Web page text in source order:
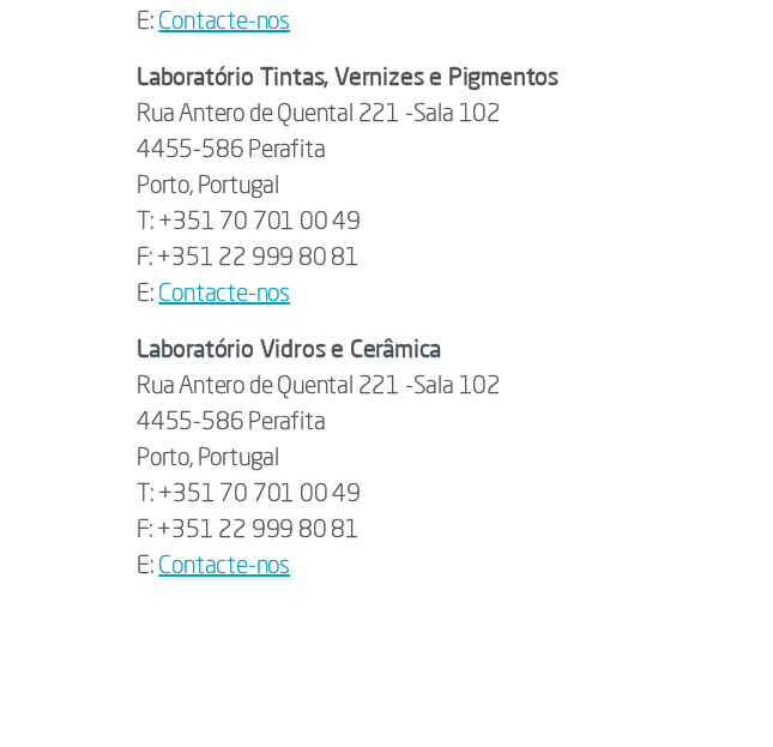
E: Contacte-nos
Laboratório Tintas, Vernizes e Pigmentos
Rua Antero de Quental 221 -Sala 102
4455-586 Perafita
Porto, Portugal
T: +351 70 701 00 49
F: +351 22 999 80 81
E: Contacte-nos
Laboratório Vidros e Cerâmica
Rua Antero de Quental 221 -Sala 102
4455-586 Perafita
Porto, Portugal
T: +351 70 701 00 49
F: +351 22 999 80 81
E: Contacte-nos